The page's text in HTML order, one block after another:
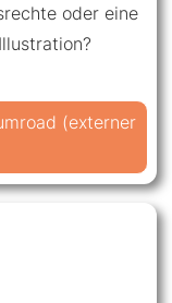
oder eine
(externer